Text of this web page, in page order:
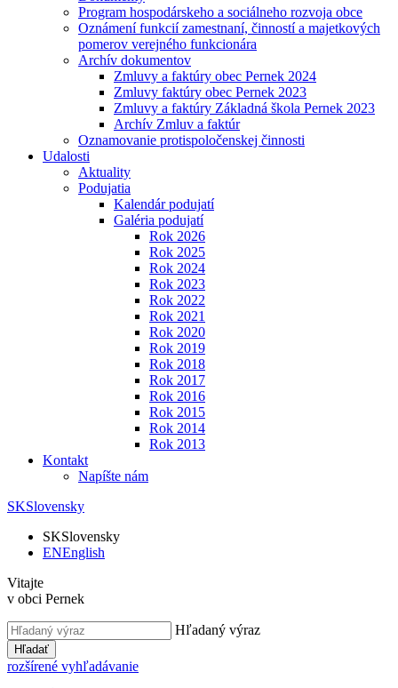
Program hospodárskeho a sociálneho rozvoja obce
Oznámení funkcií zamestnaní, činností a majetkových
pomerov verejného funkcionára
Archív dokumentov
Zmluvy a faktúry obec Pernek 2024
Zmluvy faktúry obec Pernek 2023
Zmluvy a faktúry Základná škola Pernek 2023
Archív Zmluv a faktúr
Oznamovanie protispoločenskej činnosti
Udalosti
Aktuality
Podujatia
Kalendár podujatí
Galéria podujatí
Rok 2026
Rok 2025
Rok 2024
Rok 2023
Rok 2022
Rok 2021
Rok 2020
Rok 2019
Rok 2018
Rok 2017
Rok 2016
Rok 2015
Rok 2014
Rok 2013
Kontakt
Napíšte nám
SKSlovensky
SKSlovensky
ENEnglish
Vitajte
v obci Pernek
Hľadaný výraz
Hľadať
rozšírené vyhľadávanie